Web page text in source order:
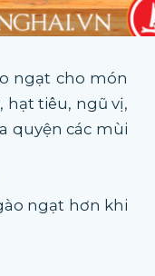
ngạt cho món
hạt tiêu, ngũ vị,
quyện các mùi
ngạt hơn khi